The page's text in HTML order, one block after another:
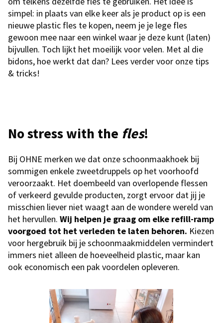
simpel: in plaats van elke keer als je product op is een
nieuwe plastic fles te kopen, neem je je lege fles
gewoon mee naar een winkel waar je deze kunt (laten)
bijvullen. Toch lijkt het moeilijk voor velen. Met al die
bidons, hoe werkt dat dan? Lees verder voor onze tips
& tricks!
No stress with the fles!
Bij OHNE merken we dat onze schoonmaakhoek bij
sommigen enkele zweetdruppels op het voorhoofd
veroorzaakt. Het doembeeld van overlopende flessen
of verkeerd gevulde producten, zorgt ervoor dat jij je
misschien liever niet waagt aan de wondere wereld van
het hervullen. Wij helpen je graag om elke refill-ramp
voorgoed tot het verleden te laten behoren. Kiezen
voor hergebruik bij je schoonmaakmiddelen vermindert
immers niet alleen de hoeveelheid plastic, maar kan
ook economisch een pak voordelen opleveren.